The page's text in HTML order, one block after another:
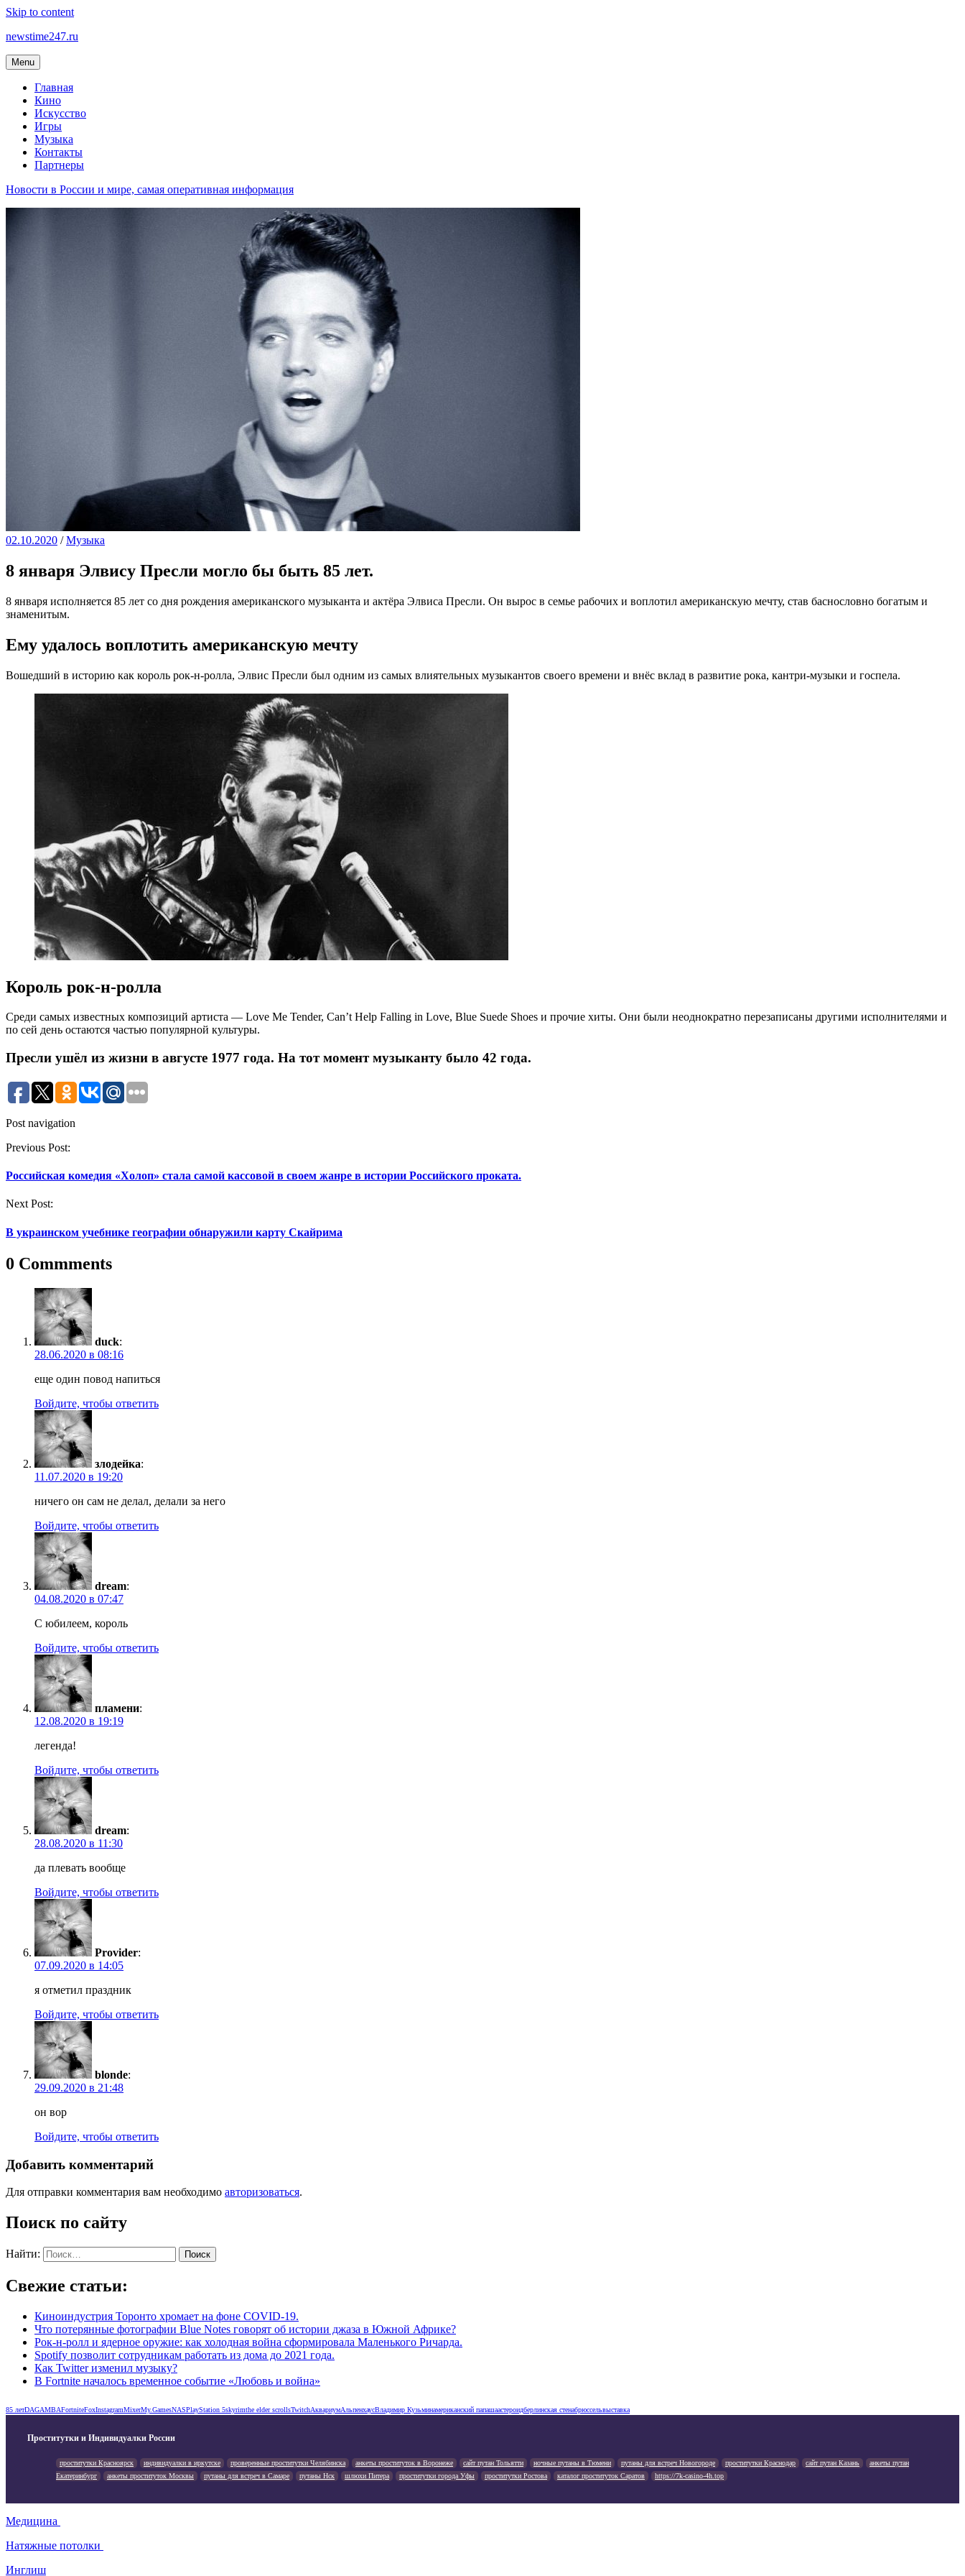
Skip to content
newstime247.ru
Menu
Главная
Кино
Искусство
Игры
Музыка
Контакты
Партнеры
Новости в России и мире, самая оперативная информация
02.10.2020 /Музыка
8 января Элвису Пресли могло бы быть 85 лет.
8 января исполняется 85 лет со дня рождения американского музыканта и актёра Элвиса Пресли. Он вырос в семье рабочих и воплотил американскую мечту, став баснословно богатым и
знаменитым.
Ему удалось воплотить американскую мечту
Вошедший в историю как король рок-н-ролла, Элвис Пресли был одним из самых влиятельных музыкантов своего времени и внёс вклад в развитие рока, кантри-музыки и госпела.
Король рок-н-ролла
Среди самых известных композиций артиста — Love Me Tender, Can’t Help Falling in Love, Blue Suede Shoes и прочие хиты. Они были неоднократно перезаписаны другими исполнителями и
по сей день остаются частью популярной культуры.
Пресли ушёл из жизни в августе 1977 года. На тот момент музыканту было 42 года.
Post navigation
Previous Post:
Российская комедия «Холоп» стала самой кассовой в своем жанре в истории Российского проката.
Next Post:
В украинском учебнике географии обнаружили карту Скайрима
0 Commments
duck:
28.06.2020 в 08:16
еще один повод напиться
Войдите, чтобы ответить
злодейка:
11.07.2020 в 19:20
ничего он сам не делал, делали за него
Войдите, чтобы ответить
dream:
04.08.2020 в 07:47
С юбилеем, король
Войдите, чтобы ответить
пламени:
12.08.2020 в 19:19
легенда!
Войдите, чтобы ответить
dream:
28.08.2020 в 11:30
да плевать вообще
Войдите, чтобы ответить
Provider:
07.09.2020 в 14:05
я отметил праздник
Войдите, чтобы ответить
blonde:
29.09.2020 в 21:48
он вор
Войдите, чтобы ответить
Добавить комментарий
Для отправки комментария вам необходимо авторизоваться.
Поиск по сайту
Найти:
Свежие статьи:
Киноиндустрия Торонто хромает на фоне COVID-19.
Что потерянные фотографии Blue Notes говорят об истории джаза в Южной Африке?
Рок-н-ролл и ядерное оружие: как холодная война сформировала Маленького Ричарда.
Spotify позволит сотрудникам работать из дома до 2021 года.
Как Twitter изменил музыку?
В Fortnite началось временное событие «Любовь и война»
85 летDAGAMBAFortniteFoxInstagramMixerMy.GamesNASPlayStation 5skyrimthe elder scrollsTwitchАквариумАльпенхаусВладимир Кузьминамериканский папашаастероидберлинская стенабрюссельвыставка
Проститутки и Индивидуалки России
проститутки Красноярск индивидуалки в иркутске проверенные проститутки Челябинска анкеты проституток в Воронеже сайт путан Тольятти ночные путаны в Тюмени путаны для встреч Новогороде проститутки Краснодар сайт путан Казань
анкеты путан
Екатеринбург
анкеты проституток Москвы путаны для встреч в Самаре путаны Нск шлюхи Питера проститутки города Уфы проститутки Ростова каталог проституток Саратов https://7k-casino-4h.top
Медицина
Натяжные потолки
Инглиш